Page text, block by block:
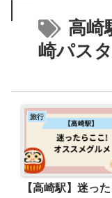
高崎
崎パス
旅行
【高崎駅】迷った